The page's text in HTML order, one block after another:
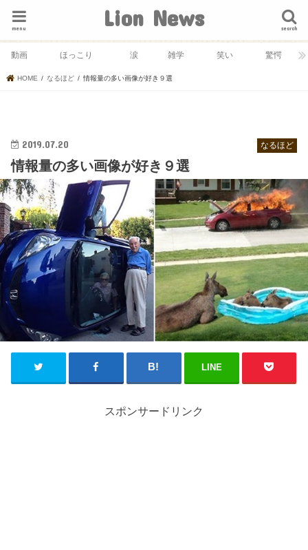
Lion News search
menu
動画 ほっこり 涙 雑学 笑い 驚愕
HOME なるほど 情報量の多い画像が好き９選
なるほど
2019.07.20
情報量の多い画像が好き９選
LINE
スポンサードリンク